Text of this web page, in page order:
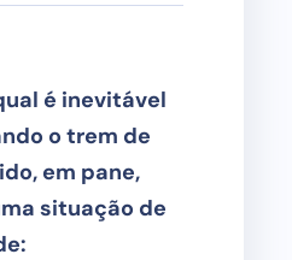
é inevitável
o trem de
em pane,
situação de